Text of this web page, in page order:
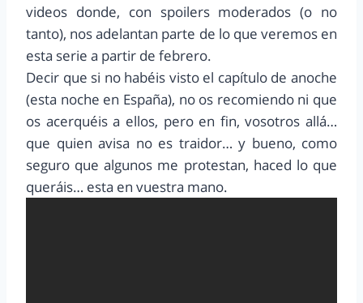
videos donde, con spoilers moderados (o no
tanto), nos adelantan parte de lo que veremos en
esta serie a partir de febrero.
Decir que si no habéis visto el capítulo de anoche
(esta noche en España), no os recomiendo ni que
os acerquéis a ellos, pero en fin, vosotros allá…
que quien avisa no es traidor… y bueno, como
seguro que algunos me protestan, haced lo que
queráis… esta en vuestra mano.